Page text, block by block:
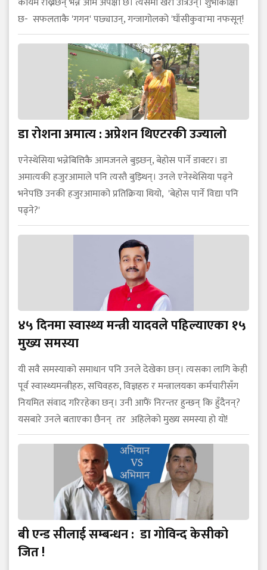
छ- सफलताकै 'गगन' पछ्याउन्, गन्जागोलको 'घाँसीकुवा'मा नफसून्!
डा रोशना अमात्य : अप्रेशन थिएटरकी उज्यालो
एनेस्थेसिया भन्नेबित्तिकै आमजनले बुझ्छन्, बेहोस पार्ने डाक्टर। डा
अमात्यकी हजुरआमाले पनि त्यस्तै बुझ्थिन्। उनले एनेस्थेसिया पढ्ने
भनेपछि उनकी हजुरआमाको प्रतिक्रिया थियो, 'बेहोस पार्ने विद्या पनि
पढ्ने?'
४५ दिनमा स्वास्थ्य मन्त्री यादवले पहिल्याएका १५
मुख्य समस्या
यी सवै समस्याको समाधान पनि उनले देखेका छन्। त्यसका लागि केही
पूर्व स्वास्थ्यमन्त्रीहरु, सचिवहरु, विज्ञहरु र मन्त्रालयका कर्मचारीसँग
नियमित संवाद गरिरहेका छन्। उनी आफैं निरन्तर हुन्छन् कि हुँदैनन्?
यसबारे उनले बताएका छैनन् तर अहिलेको मुख्य समस्या हो यो!
बी एन्ड सीलाई सम्बन्धन : डा गोविन्द केसीको
जित !